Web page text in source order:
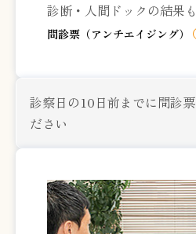
診断・人間ドックの結果
問診票（アンチエイジング）
診察日の10日前までに問診
ださい